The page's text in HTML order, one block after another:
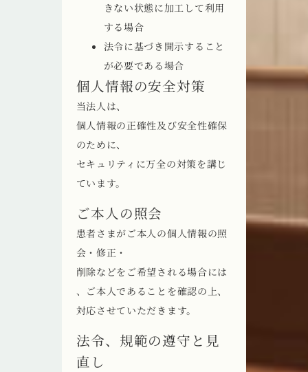
きない状態に加工して利用
する場合
法令に基づき開示すること
が必要である場合
個人情報の安全対策
当法人は、
個人情報の正確性及び安全性確保
のために、
セキュリティに万全の対策を講じ
ています。
ご本人の照会
患者さまがご本人の個人情報の照
会・修正・
削除などをご希望される場合には
、ご本人であることを確認の上、
対応させていただきます。
法令、規範の遵守と見
直し